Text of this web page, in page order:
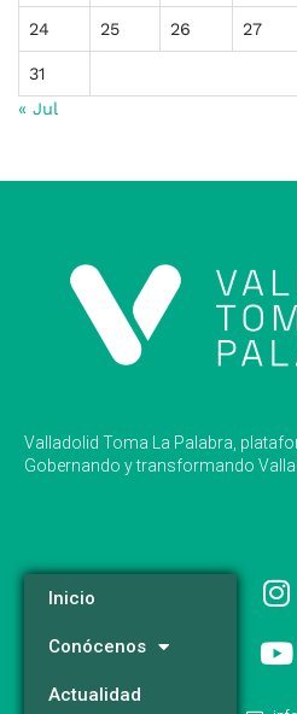
24 25 26 27
31
« Jul
Valladolid Toma La Palabra,
Gobernando y transformando
Inicio
Conócenos
Actualidad